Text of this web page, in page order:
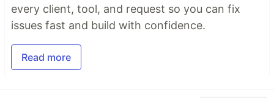
every client, tool, and request so you can fix
issues fast and build with confidence.
Read more